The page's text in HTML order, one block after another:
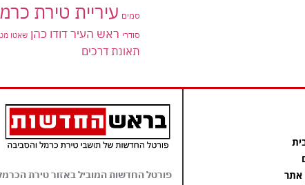
סמים עיריית טירת
סודרי ראש העיר דודו כהן שאטו
תאונת דרכים
אתר
פורטל החדשות המוביל באזור טירת